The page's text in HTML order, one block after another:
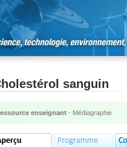
sanguin
enseignant - Médiagraphie